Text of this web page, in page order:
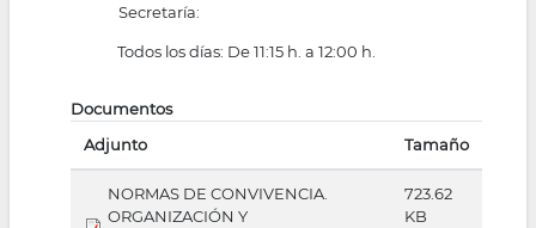
Secretaría:
Todos los días: De 11:15 h. a 12:00 h.
Documentos
Adjunto
Tamaño
NORMAS DE CONVIVENCIA.
ORGANIZACIÓN Y
723.62
KB